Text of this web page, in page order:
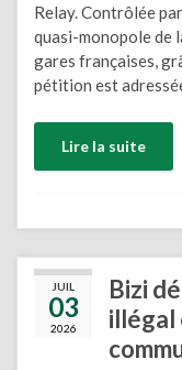
Relay. Contrôlée
quasi-monopole de
gares françaises,
pétition est
Lire la suite
JUIL
03
2026
Bizi
illégal